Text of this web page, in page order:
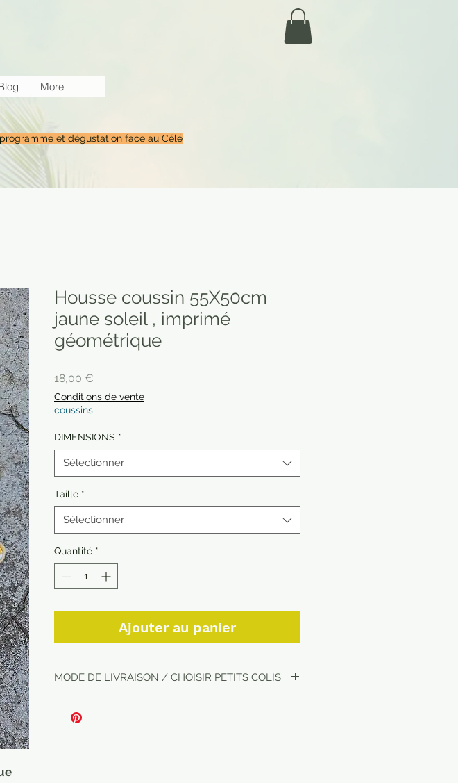
More
et dégustation face au Célé
Housse coussin 55X50cm
jaune soleil , imprimé
géométrique
18,00 €
Conditions de vente
coussins
DIMENSIONS *
Sélectionner
Taille *
Sélectionner
Quantité *
Ajouter au panier
MODE DE LIVRAISON / CHOISIR PETITS COLIS